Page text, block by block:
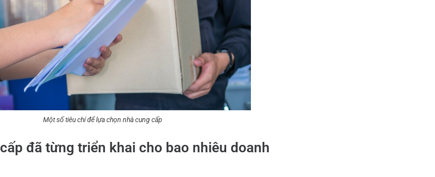
Một số tiêu chí để lựa chọn nhà cung cấp
đã từng triển khai cho bao nhiêu doanh